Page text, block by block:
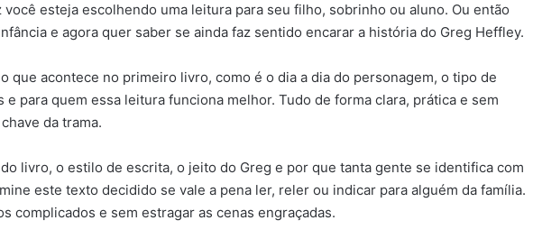
você esteja escolhendo uma leitura para seu filho, sobrinho ou aluno. Ou então
e agora quer saber se ainda faz sentido encarar a história do Greg Heffley.
que acontece no primeiro livro, como é o dia a dia do personagem, o tipo de
e para quem essa leitura funciona melhor. Tudo de forma clara, prática e sem
da trama.
livro, o estilo de escrita, o jeito do Greg e por que tanta gente se identifica com
este texto decidido se vale a pena ler, reler ou indicar para alguém da família.
complicados e sem estragar as cenas engraçadas.